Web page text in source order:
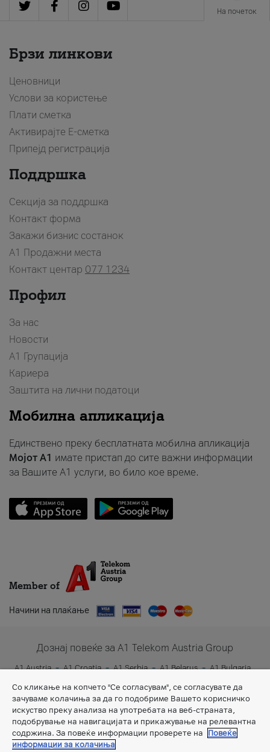
На почеток
Брзи линкови
Ценовници
Услови за користење
Плати сметка
Активирајте Е-сметка
Припејд регистрација
Поддршка
Секција за поддршка
Контакт форма
Закажи бизнис состанок
A1 Продажни места
Контакт центар 077 1234
Профил
За нас
Новости
А1 Групација
Кариера
Заштита на лични податоци
Мобилна апликација
Единствено преку бесплатната мобилна апликација
Мојот A1 имате пристап до сите важни информации
за Вашите A1 услуги, во било кое време.
Member of
Начини на плаќање
Дознај повеќе за A1 Telekom Austria Group
A1 Austria A1 Croatia A1 Serbia A1 Belarus
A1 Bulgaria
A1 Slovenia
A1 Digital
Со кликање на копчето "Се согласувам", се согласувате да
зачуваме колачиња за да го подобриме Вашето корисничко
искуство преку анализа на употребата на веб-страната,
подобрување на навигацијата и прикажување на релевантна
содржина. За повеќе информации проверете на
Повеќе
информации за колачиња